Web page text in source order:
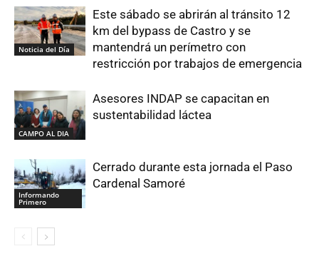
Noticia del Día
Este sábado se abrirán al tránsito 12
km del bypass de Castro y se
mantendrá un perímetro con
restricción por trabajos de emergencia
CAMPO AL DIA
Asesores INDAP se capacitan en
sustentabilidad láctea
Informando
Primero
Cerrado durante esta jornada el Paso
Cardenal Samoré